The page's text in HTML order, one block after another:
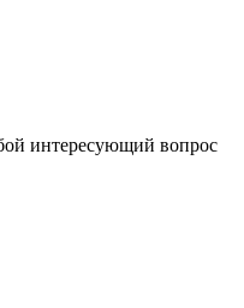
интересующий вопрос